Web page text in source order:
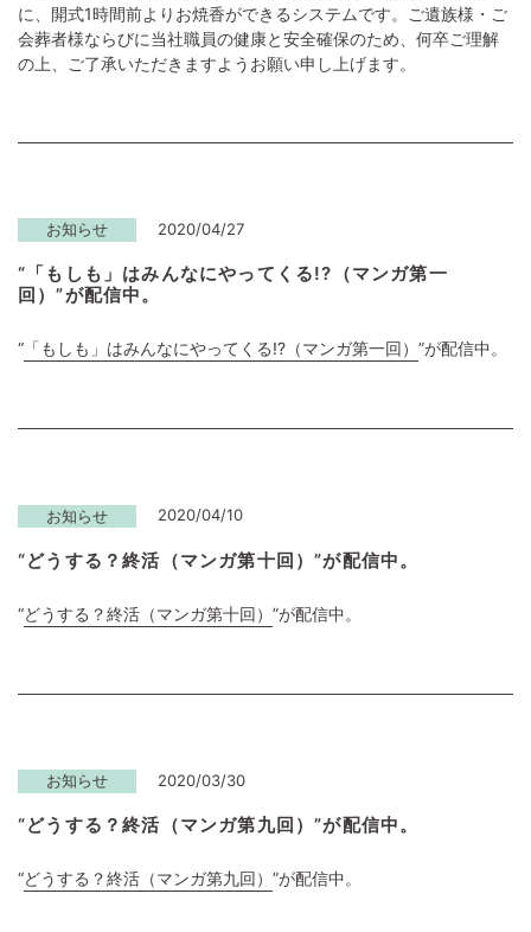
に、開式1時間前よりお焼香ができるシステムです。ご遺族様・ご
会葬者様ならびに当社職員の健康と安全確保のため、何卒ご理解
の上、ご了承いただきますようお願い申し上げます。
お知らせ 2020/04/27
“「もしも」はみんなにやってくる!?（マンガ第一
回）”が配信中。
“ 「もしも」はみんなにやってくる!?（マンガ第一回） ”が配信中。
お知らせ 2020/04/10
“どうする？終活（マンガ第十回）”が配信中。
“どうする？終活（マンガ第十回） ”が配信中。
お知らせ 2020/03/30
“どうする？終活（マンガ第九回）”が配信中。
“どうする？終活（マンガ第九回） ”が配信中。